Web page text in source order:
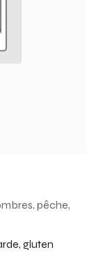
pêche,
gluten